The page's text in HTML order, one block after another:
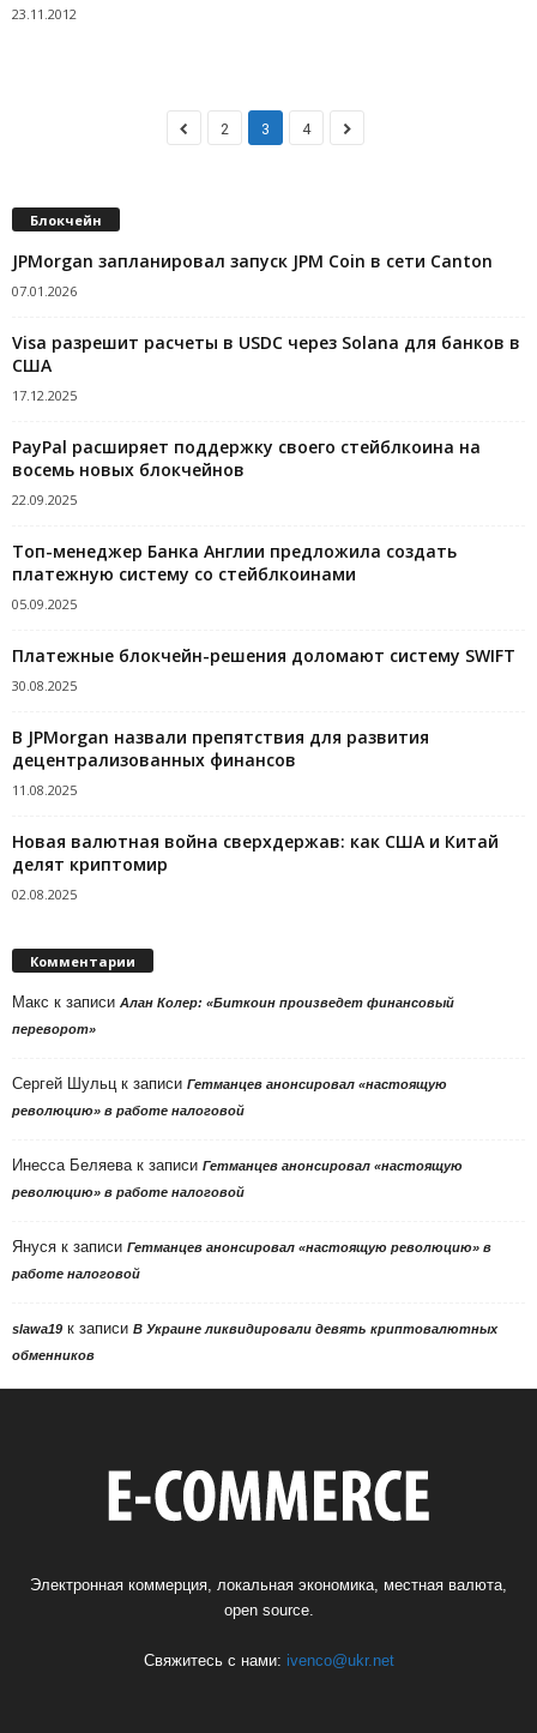
23.11.2012
2 3 4
Блокчейн
JPMorgan запланировал запуск JPM Coin в сети Canton
07.01.2026
Visa разрешит расчеты в USDC через Solana для банков в
США
17.12.2025
PayPal расширяет поддержку своего стейблкоина на
восемь новых блокчейнов
22.09.2025
Топ-менеджер Банка Англии предложила создать
платежную систему со стейблкоинами
05.09.2025
Платежные блокчейн-решения доломают систему SWIFT
30.08.2025
В JPMorgan назвали препятствия для развития
децентрализованных финансов
11.08.2025
Новая валютная война сверхдержав: как США и Китай
делят криптомир
02.08.2025
Комментарии
Макс к записи Алан Колер: «Биткоин произведет финансовый
переворот»
Сергей Шульц к записи Гетманцев анонсировал «настоящую
революцию» в работе налоговой
Инесса Беляева к записи Гетманцев анонсировал «настоящую
революцию» в работе налоговой
Януся к записи Гетманцев анонсировал «настоящую революцию» в
работе налоговой
slawa19 к записи В Украине ликвидировали девять криптовалютных
обменников
Электронная коммерция, локальная экономика, местная валюта,
open source.
Свяжитесь с нами: ivenco@ukr.net